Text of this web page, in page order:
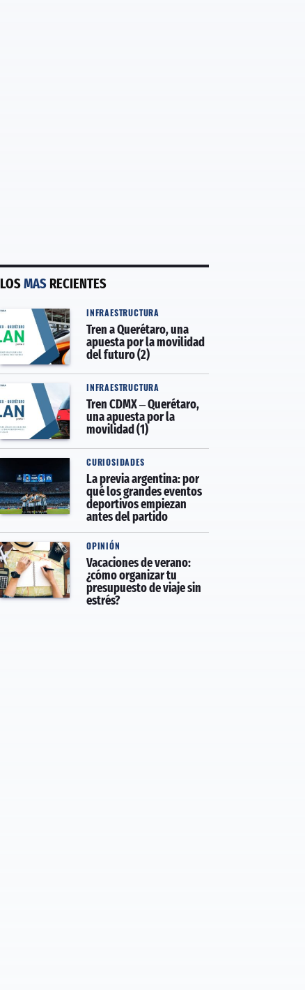
LOSMAS RECIENTES
INFRAESTRUCTURA
Tren a Querétaro, una
apuesta por la movilidad
del futuro (2)
INFRAESTRUCTURA
Tren CDMX – Querétaro,
una apuesta por la
movilidad (1)
CURIOSIDADES
La previa argentina: por
qué los grandes eventos
deportivos empiezan
antes del partido
OPINIÓN
Vacaciones de verano:
¿cómo organizar tu
presupuesto de viaje sin
estrés?